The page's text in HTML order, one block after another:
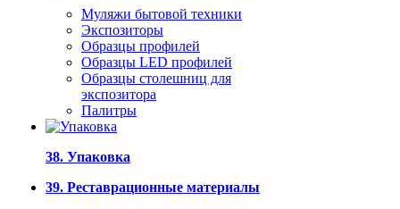
Муляжи бытовой техники
Экспозиторы
Образцы профилей
Образцы LED профилей
Образцы столешниц для
экспозитора
Палитры
38. Упаковка
39. Реставрационные материалы